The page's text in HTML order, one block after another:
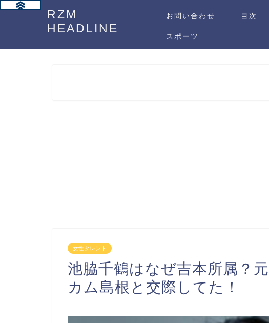
RZM
HEADLINE
お問い合わせ 目次
スポーツ
女性タレント
池脇千鶴はなぜ吉本所属？
カム島根と交際してた！